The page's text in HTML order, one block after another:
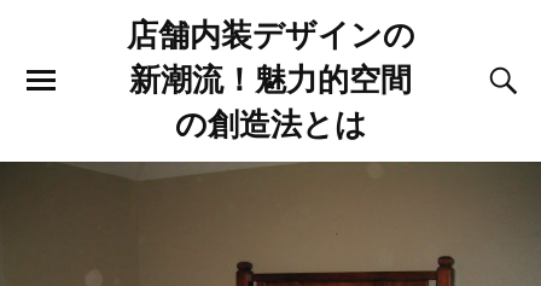
店舗内装デザインの
新潮流！魅力的空間
の創造法とは